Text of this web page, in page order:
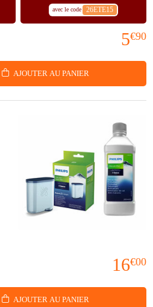
avec le code 26ETE15
5€90
AJOUTER AU PANIER
16€00
AJOUTER AU PANIER